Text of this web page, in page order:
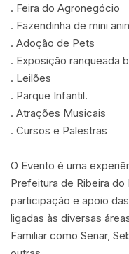
. Feira do Agronegócio
. Fazendinha de mini
. Adoção de Pets
. Exposição ranqueada
. Leilões
. Parque Infantil.
. Atrações Musicais
. Cursos e Palestras
O Evento é uma
Prefeitura de Ribeira
participação e apoio
ligadas às diversas
Familiar como Senar,